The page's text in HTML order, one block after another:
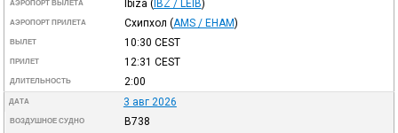
АЭРОПОРТ ВЫЛЕТА Ibiza (IBZ / LEIB)
АЭРОПОРТ ПРИЛЕТА Схипхол (AMS / EHAM)
ВЫЛЕТ 10:30 CEST
ПРИЛЕТ 12:31 CEST
ДЛИТЕЛЬНОСТЬ 2:00
ДАТА 3 авг 2026
ВОЗДУШНОЕ СУДНО B738